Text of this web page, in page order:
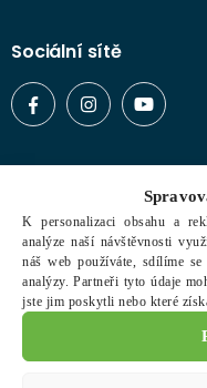
Sociální sítě
Typy zboží
Doprava a platba
Obchodní podmínky
Ochrana osobních
K personalizaci obsahu a
analýze naší návštěvnosti
náš web používáte, sdílíme
analýzy. Partneři tyto údaje
jste jim poskytli nebo které